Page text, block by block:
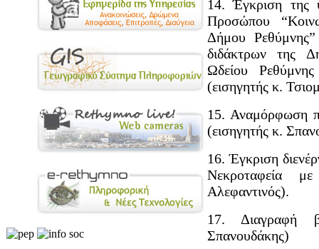
14. Έγκριση της
Προσώπου
Δήμου
διδάκτρων της
Ωδείου
(εισηγητής κ.
15. Αναμόρφωση
(εισηγητής κ.
16. Έγκριση
Νεκροταφεία
Αλεφαντινός).
17. Διαγραφή
Σπανουδάκης)